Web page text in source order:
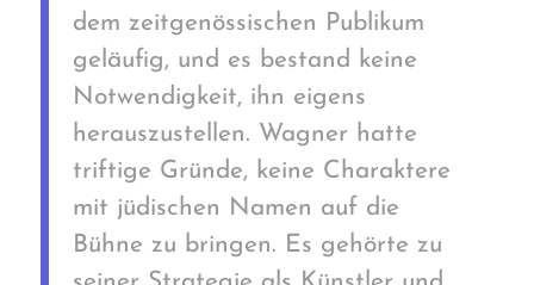
dem zeitgenössischen Publikum
geläufig, und es bestand keine
Notwendigkeit, ihn eigens
herauszustellen. Wagner hatte
triftige Gründe, keine Charaktere
mit jüdischen Namen auf die
Bühne zu bringen. Es gehörte zu